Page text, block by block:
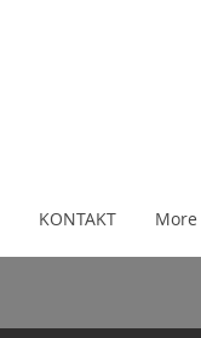
KONTAKT More